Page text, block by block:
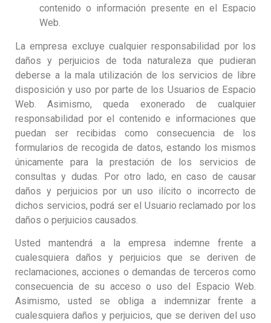
contenido o información presente en el Espacio
Web.
La empresa excluye cualquier responsabilidad por los
daños y perjuicios de toda naturaleza que pudieran
deberse a la mala utilización de los servicios de libre
disposición y uso por parte de los Usuarios de Espacio
Web. Asimismo, queda exonerado de cualquier
responsabilidad por el contenido e informaciones que
puedan ser recibidas como consecuencia de los
formularios de recogida de datos, estando los mismos
únicamente para la prestación de los servicios de
consultas y dudas. Por otro lado, en caso de causar
daños y perjuicios por un uso ilícito o incorrecto de
dichos servicios, podrá ser el Usuario reclamado por los
daños o perjuicios causados.
Usted mantendrá a la empresa indemne frente a
cualesquiera daños y perjuicios que se deriven de
reclamaciones, acciones o demandas de terceros como
consecuencia de su acceso o uso del Espacio Web.
Asimismo, usted se obliga a indemnizar frente a
cualesquiera daños y perjuicios, que se deriven del uso